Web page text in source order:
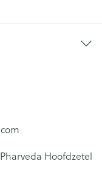
Hoofdzetel